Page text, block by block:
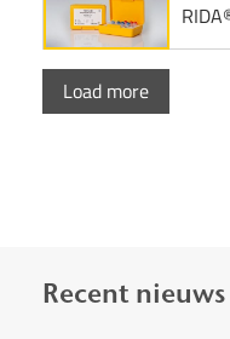
Load more
Recent nieuws